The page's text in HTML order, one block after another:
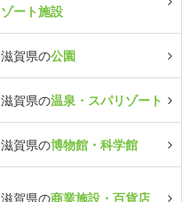
ゾート施設
滋賀県の公園
滋賀県の温泉・スパリゾート
滋賀県の博物館・科学館
滋賀県の商業施設・百貨店